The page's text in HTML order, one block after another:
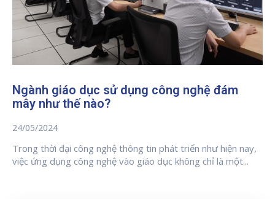
Ngành giáo dục sử dụng công nghệ đám
mây như thế nào?
24/05/2024
Trong thời đại công nghệ thông tin phát triển như hiện nay,
việc ứng dụng công nghệ vào giáo dục không chỉ là một...